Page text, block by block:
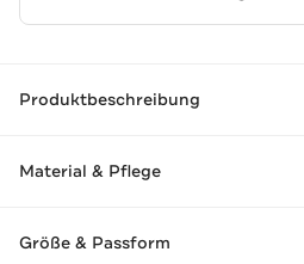
Produktbeschreibung
Material & Pflege
Größe & Passform